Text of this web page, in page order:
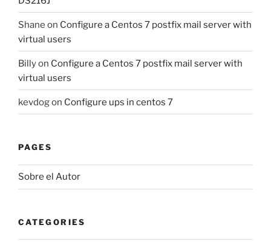
Shane on Configure a Centos 7 postfix mail server with
virtual users
Billyon Configure a Centos 7 postfix mail server with
virtual users
kevdogon Configure ups in centos 7
PAGES
Sobre el Autor
CATEGORIES